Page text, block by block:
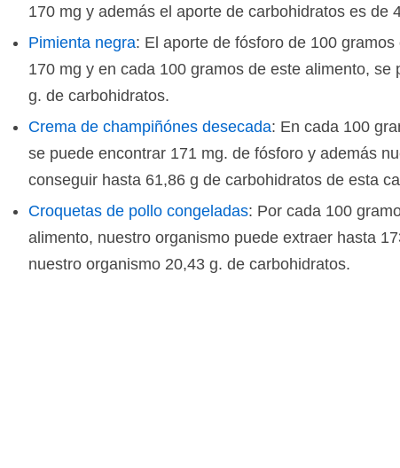
170 mg y además el aporte de carbohidratos es de
Pimienta negra: El aporte de fósforo de 100
170 mg y en cada 100 gramos de este alimento, se
g. de carbohidratos.
Crema de champiñónes desecada: En cada 100
se puede encontrar 171 mg. de fósforo y además
conseguir hasta 61,86 g de carbohidratos de esta
Croquetas de pollo congeladas: Por cada 100
alimento, nuestro organismo puede extraer hasta
nuestro organismo 20,43 g. de carbohidratos.